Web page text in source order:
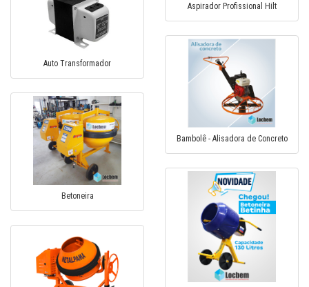
Aspirador Profissional Hilt
Auto Transformador
Bambolê - Alisadora de Concreto
Betoneira